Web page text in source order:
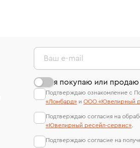
Ваш e-mail
я покупаю или
Подтверждаю ознакомление с
«Ломбард» и ООО «Ювелирный
Подтверждаю согласия на
«Ювелирный ресейл-сервиc».
Подтверждаю согласие на